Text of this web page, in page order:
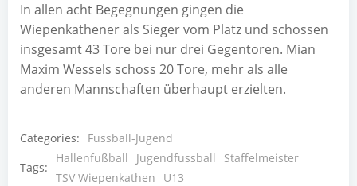
In allen acht Begegnungen gingen die
Wiepenkathener als Sieger vom Platz und schossen
insgesamt 43 Tore bei nur drei Gegentoren. Mian
Maxim Wessels schoss 20 Tore, mehr als alle
anderen Mannschaften überhaupt erzielten.
Categories:
Fussball-Jugend
Tags:
Hallenfußball Jugendfussball
Staffelmeister
TSV Wiepenkathen
U13